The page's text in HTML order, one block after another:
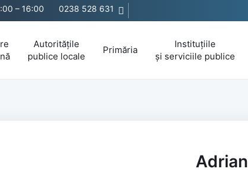
– 16:00 0238 528 631
Autoritățile
publice locale
Primăria
Instituțiile
și serviciile publice
Adrian